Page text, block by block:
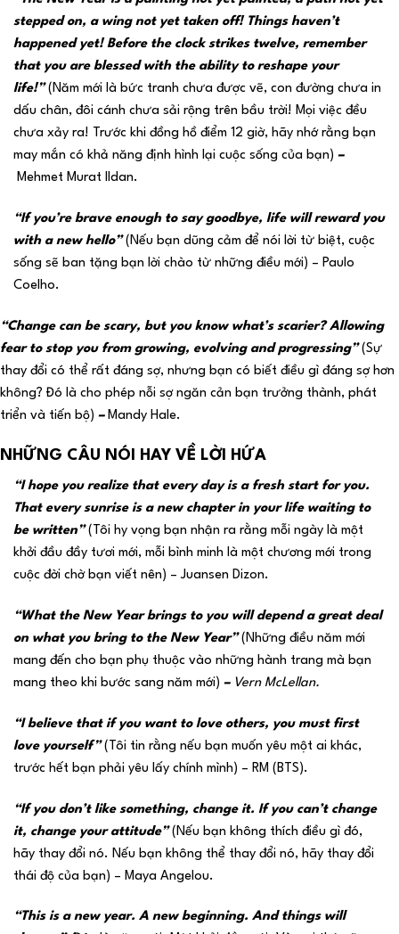
stepped on, a wing not yet taken off! Things haven’t
happened yet! Before the clock strikes twelve, remember
that you are blessed with the ability to reshape your
life!”(Năm mới là bức tranh chưa được vẽ, con đường chưa in
dấu chân, đôi cánh chưa sải rộng trên bầu trời! Mọi việc đều
chưa xảy ra! Trước khi đồng hồ điểm 12 giờ, hãy nhớ rằng bạn
may mắn có khả năng định hình lại cuộc sống của bạn) –
Mehmet Murat Ildan.
“If you’re brave enough to say goodbye, life will reward you
with a new hello”(Nếu bạn dũng cảm để nói lời từ biệt, cuộc
sống sẽ ban tặng bạn lời chào từ những điều mới) – Paulo
Coelho.
“Change can be scary, but you know what’s scarier? Allowing
fear to stop you from growing, evolving and progressing”(Sự
thay đổi có thể rất đáng sợ, nhưng bạn có biết điều gì đáng sợ hơn
không? Đó là cho phép nỗi sợ ngăn cản bạn trưởng thành, phát
triển và tiến bộ) – Mandy Hale.
NHỮNG CÂU NÓI HAY VỀ LỜI HỨA
“I hope you realize that every day is a fresh start for you.
That every sunrise is a new chapter in your life waiting to
be written”(Tôi hy vọng bạn nhận ra rằng mỗi ngày là một
khởi đầu đầy tươi mới, mỗi bình minh là một chương mới trong
cuộc đời chờ bạn viết nên) – Juansen Dizon.
“What the New Year brings to you will depend a great deal
on what you bring to the New Year”(Những điều năm mới
mang đến cho bạn phụ thuộc vào những hành trang mà bạn
mang theo khi bước sang năm mới) – Vern McLellan.
“I believe that if you want to love others, you must first
love yourself”(Tôi tin rằng nếu bạn muốn yêu một ai khác,
trước hết bạn phải yêu lấy chính mình) – RM (BTS).
“If you don’t like something, change it. If you can’t change
it, change your attitude”(Nếu bạn không thích điều gì đó,
hãy thay đổi nó. Nếu bạn không thể thay đổi nó, hãy thay đổi
thái độ của bạn) – Maya Angelou.
“This is a new year. A new beginning. And things will